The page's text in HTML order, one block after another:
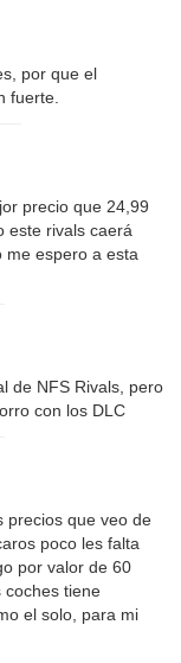
por que el
fuerte.
precio que 24,99
este rivals caerá
me espero a esta
de NFS Rivals, pero
con los DLC
precios que veo de
poco les falta
por valor de 60
coches tiene
el solo, para mi